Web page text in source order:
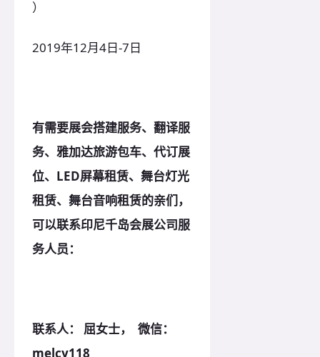
）
2019年12月4日-7日
有需要展会搭建服务、翻译服
务、雅加达旅游包车、代订展
位、LED屏幕租赁、舞台灯光
租赁、舞台音响租赁的亲们，
可以联系印尼千岛会展公司服
务人员：
联系人： 屈女士， 微信：
melcy118